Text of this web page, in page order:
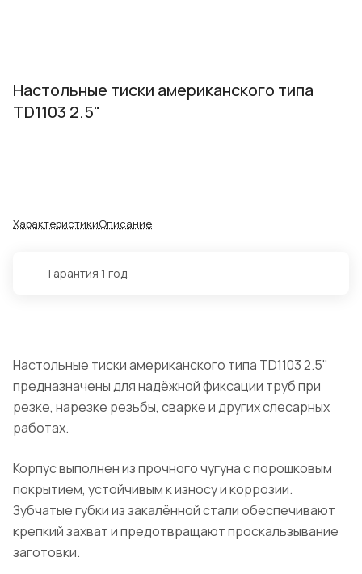
Настольные тиски американского типа
TD1103 2.5"
ХарактеристикиОписание
Гарантия 1 год.
Настольные тиски американского типа TD1103 2.5"
предназначены для надёжной фиксации труб при
резке, нарезке резьбы, сварке и других слесарных
работах.
Корпус выполнен из прочного чугуна с порошковым
покрытием, устойчивым к износу и коррозии.
Зубчатые губки из закалённой стали обеспечивают
крепкий захват и предотвращают проскальзывание
заготовки.